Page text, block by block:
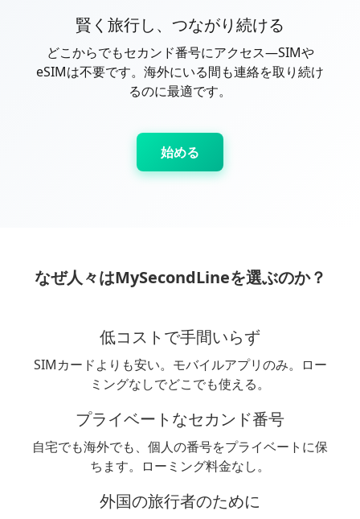
賢く旅行し、つながり続ける
どこからでもセカンド番号にアクセス—SIMや
eSIMは不要です。海外にいる間も連絡を取り続け
るのに最適です。
始める
なぜ人々はMySecondLineを選ぶのか？
低コストで手間いらず
SIMカードよりも安い。モバイルアプリのみ。ロー
ミングなしでどこでも使える。
プライベートなセカンド番号
自宅でも海外でも、個人の番号をプライベートに保
ちます。ローミング料金なし。
外国の旅行者のために